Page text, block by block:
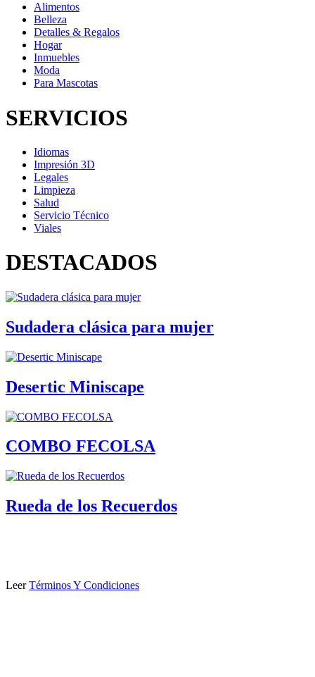
Alimentos
Belleza
Detalles & Regalos
Hogar
Inmuebles
Moda
Para Mascotas
SERVICIOS
Idiomas
Impresión 3D
Legales
Limpieza
Salud
Servicio Técnico
Viales
DESTACADOS
Sudadera clásica para mujer
Desertic Miniscape
COMBO FECOLSA
Rueda de los Recuerdos
LeerTérminos Y Condiciones